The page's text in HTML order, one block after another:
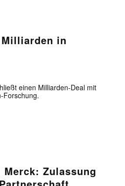
in
einen Milliarden-Deal mit
Forschung.
Zulassung